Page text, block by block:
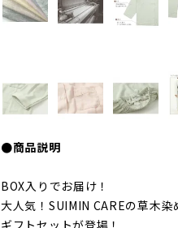
●商品説明
BOX入りでお届け！
大人気！SUIMIN CAREの草木